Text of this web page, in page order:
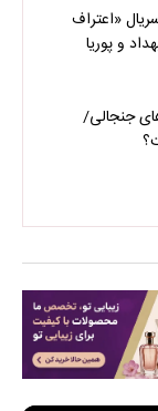
«اعتراف
و پوریا
جنجالی/